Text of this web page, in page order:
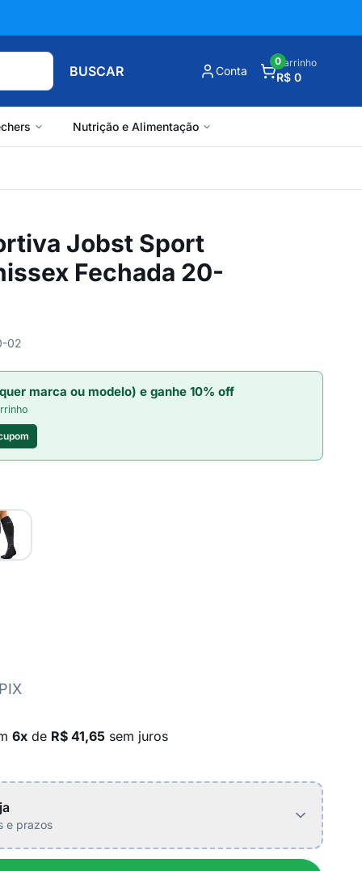
BUSCAR Conta
Carrinho
R$ 0
0
Nutrição e Alimentação
Jobst Sport
Fechada 20-
02
marca ou modelo) e ganhe 10% off
6x de R$ 41,65 sem juros
e prazos